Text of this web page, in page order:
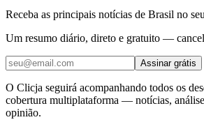
Receba as principais notícias de Brasil no
Um resumo diário, direto e gratuito —
Assinar grátis
O Clicja seguirá acompanhando todos os
cobertura multiplataforma — notícias,
opinião.